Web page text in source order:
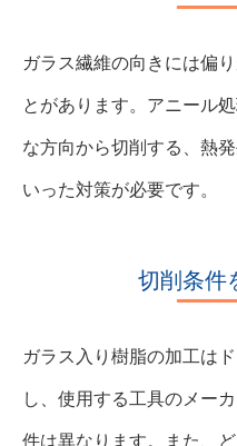
ガラス繊維の向きには偏
とがあります。アニール
な方向から切削する、熱
いった対策が必要です。
切削条件
ガラス入り樹脂の加工は
し、使用する工具のメー
件は異なります。また、